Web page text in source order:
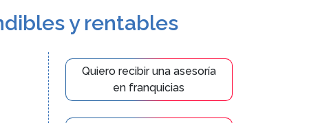
y rentables
Quiero recibir una asesoría
en franquicias